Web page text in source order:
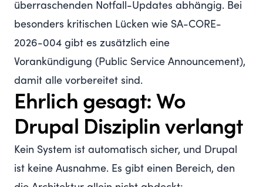
überraschenden Notfall-Updates abhängig. Bei
besonders kritischen Lücken wie SA-CORE-
2026-004 gibt es zusätzlich eine
Vorankündigung (Public Service Announcement),
damit alle vorbereitet sind.
Ehrlich gesagt: Wo
Drupal Disziplin verlangt
Kein System ist automatisch sicher, und Drupal
ist keine Ausnahme. Es gibt einen Bereich, den